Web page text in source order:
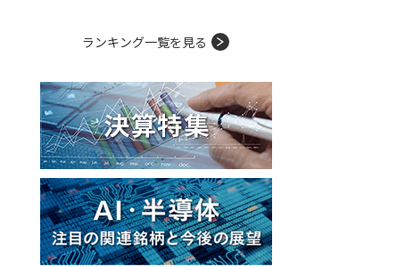
ランキング一覧を見る